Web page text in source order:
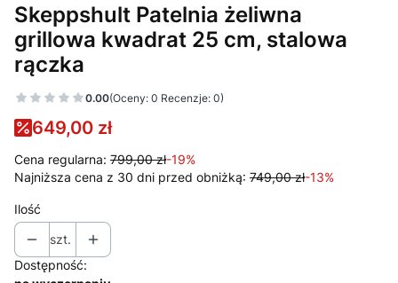
Skeppshult Patelnia żeliwna
grillowa kwadrat 25 cm, stalowa
rączka
0.00(Oceny: 0 Recenzje: 0)
649,00 zł
Cena regularna: 799,00 zł-19%
Najniższa cena z 30 dni przed obniżką: 749,00 zł-13%
Ilość
szt.
Dostępność: